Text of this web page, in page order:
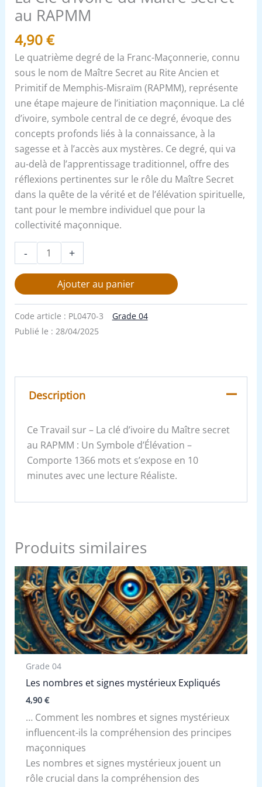
au RAPMM
4,90€
Le quatrième degré de la Franc-Maçonnerie, connu
sous le nom de Maître Secret au Rite Ancien et
Primitif de Memphis-Misraïm (RAPMM), représente
une étape majeure de l’initiation maçonnique. La clé
d’ivoire, symbole central de ce degré, évoque des
concepts profonds liés à la connaissance, à la
sagesse et à l’accès aux mystères. Ce degré, qui va
au-delà de l’apprentissage traditionnel, offre des
réflexions pertinentes sur le rôle du Maître Secret
dans la quête de la vérité et de l’élévation spirituelle,
tant pour le membre individuel que pour la
collectivité maçonnique.
- +
Ajouter au panier
Code article : PL0470-3
Grade 04
Publié le : 28/04/2025
Description
Ce Travail sur – La clé d’ivoire du Maître secret
au RAPMM : Un Symbole d’Élévation –
Comporte 1366 mots et s’expose en 10
minutes avec une lecture Réaliste.
Produits similaires
Grade 04
Les nombres et signes mystérieux Expliqués
4,90 €
… Comment les nombres et signes mystérieux
influencent-ils la compréhension des principes
maçonniques
Les nombres et signes mystérieux jouent un
rôle crucial dans la compréhension des